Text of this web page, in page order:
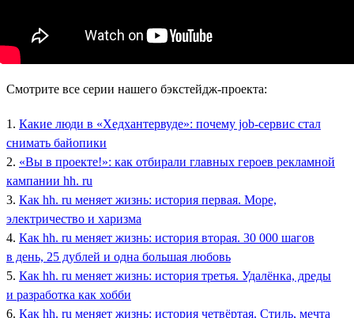
Смотрите все серии нашего бэкстейдж-проекта:
1. Какие люди в «Хедхантервуде»: почему job-сервис стал
снимать байопики
2. «Вы в проекте!»: как отбирали главных героев рекламной
кампании hh. ru
3. Как hh. ru меняет жизнь: история первая. Море,
электричество и харизма
4. Как hh. ru меняет жизнь: история вторая. 30 000 шагов
в день, 25 дублей и одна большая любовь
5. Как hh. ru меняет жизнь: история третья. Удалёнка, дреды
и разработка как хобби
6. Как hh. ru меняет жизнь: история четвёртая. Стиль, мечта